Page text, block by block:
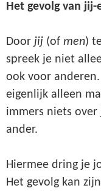
Het gevolg van jij-
Door jij (of men)
spreek je niet
ook voor
eigenlijk alleen
immers niets
ander.
Hiermee dring je
Het gevolg kan